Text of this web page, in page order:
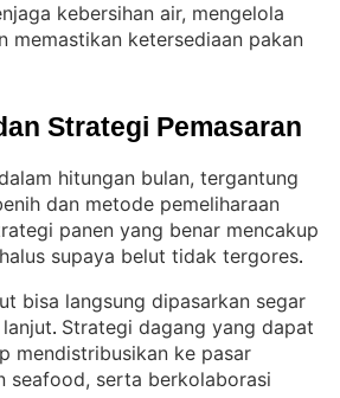
kebersihan air, mengelola
memastikan ketersediaan pakan
Strategi Pemasaran
hitungan bulan, tergantung
dan metode pemeliharaan
panen yang benar mencakup
supaya belut tidak tergores.
bisa langsung dipasarkan segar
. Strategi dagang yang dapat
mendistribusikan ke pasar
seafood, serta berkolaborasi